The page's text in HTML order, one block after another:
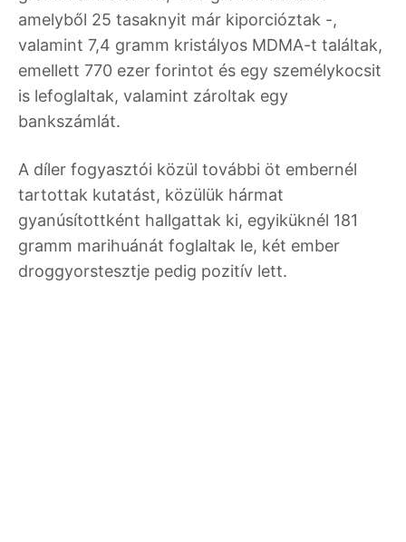
amelyből 25 tasaknyit már kiporcióztak -,
valamint 7,4 gramm kristályos MDMA-t találtak,
emellett 770 ezer forintot és egy személykocsit
is lefoglaltak, valamint zároltak egy
bankszámlát.
A díler fogyasztói közül további öt embernél
tartottak kutatást, közülük hármat
gyanúsítottként hallgattak ki, egyiküknél 181
gramm marihuánát foglaltak le, két ember
droggyorstesztje pedig pozitív lett.